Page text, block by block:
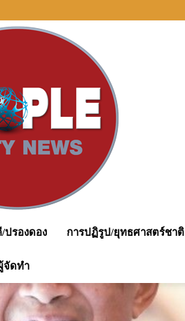
peopleunitynews
ปรองดอง การปฏิรูป/ยุทธศาสตร์ชาติ
จัดทำ
ชน์ปิโตรเลียมในพื้นที่อ้างสิทธิทับซ้อน